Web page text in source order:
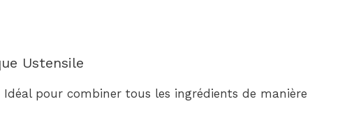
Ustensile
pour combiner tous les ingrédients de manière